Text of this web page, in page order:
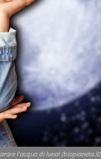
l'acqua di luna! (biopianeta.it)